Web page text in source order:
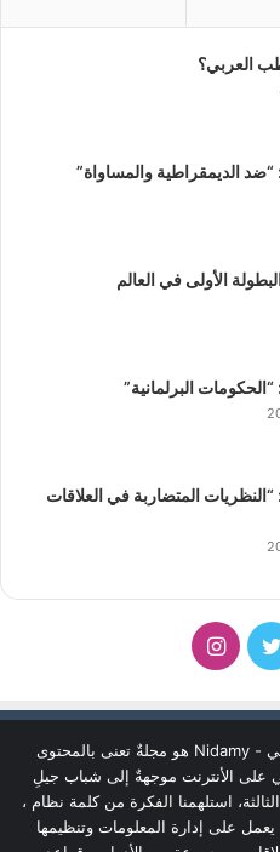
العربي؟
الديمقراطية والمساواة”
الأولى في العالم
البرلمانية”
المتضاربة في العلاقات
تويتر انستقرام
نظامي - Nidamy هو مجلةٌ تعنى بالمحتوى
على الأنترنت موجهةٌ إلى شباب جيلِ
الثالثة، استلهمنا الفكرة من كلمة نظام ،
يعمل على إدارة المعلومات وتنظيمها